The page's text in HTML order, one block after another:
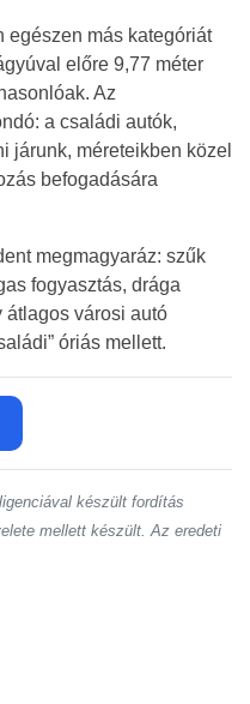
egészen más kategóriát
előre 9,77 méter
Az
a családi autók,
járunk, méreteikben közel
befogadására
megmagyaráz: szűk
fogyasztás, drága
átlagos városi autó
óriás mellett.
készült fordítás
mellett készült. Az eredeti